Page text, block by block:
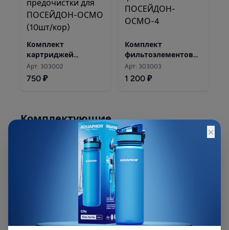
Комплект
картриджей
предочистки для
ПОСЕЙДОН-ОСМО
Арт: 303002
750 ₽
Комплект
фильтоэлементов
ПОСЕЙДОН-ОСМО-4
Арт: 303003
1 200 ₽
Комплектующие
Кран чистой воды
AN-12 Посейдон
воды (F0122A)
×